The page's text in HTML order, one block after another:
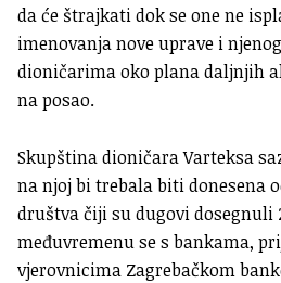
da će štrajkati dok se one ne
imenovanja nove uprave i
dioničarima oko plana daljnjih
na posao.
Skupština dioničara Varteksa
na njoj bi trebala biti donesena
društva čiji su dugovi dosegnuli
međuvremenu se s bankama,
vjerovnicima Zagrebačkom